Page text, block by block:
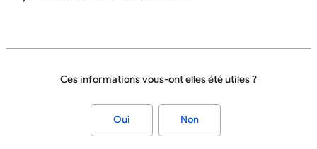
Ces informations vous-ont elles été utiles ?
Oui Non